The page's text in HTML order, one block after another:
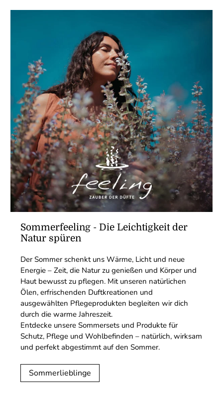
Sommerfeeling - Die Leichtigkeit der
Natur spüren
Der Sommer schenkt uns Wärme, Licht und neue
Energie – Zeit, die Natur zu genießen und Körper und
Haut bewusst zu pflegen. Mit unseren natürlichen
Ölen, erfrischenden Duftkreationen und
ausgewählten Pflegeprodukten begleiten wir dich
durch die warme Jahreszeit.
Entdecke unsere Sommersets und Produkte für
Schutz, Pflege und Wohlbefinden – natürlich, wirksam
und perfekt abgestimmt auf den Sommer.
Sommerlieblinge